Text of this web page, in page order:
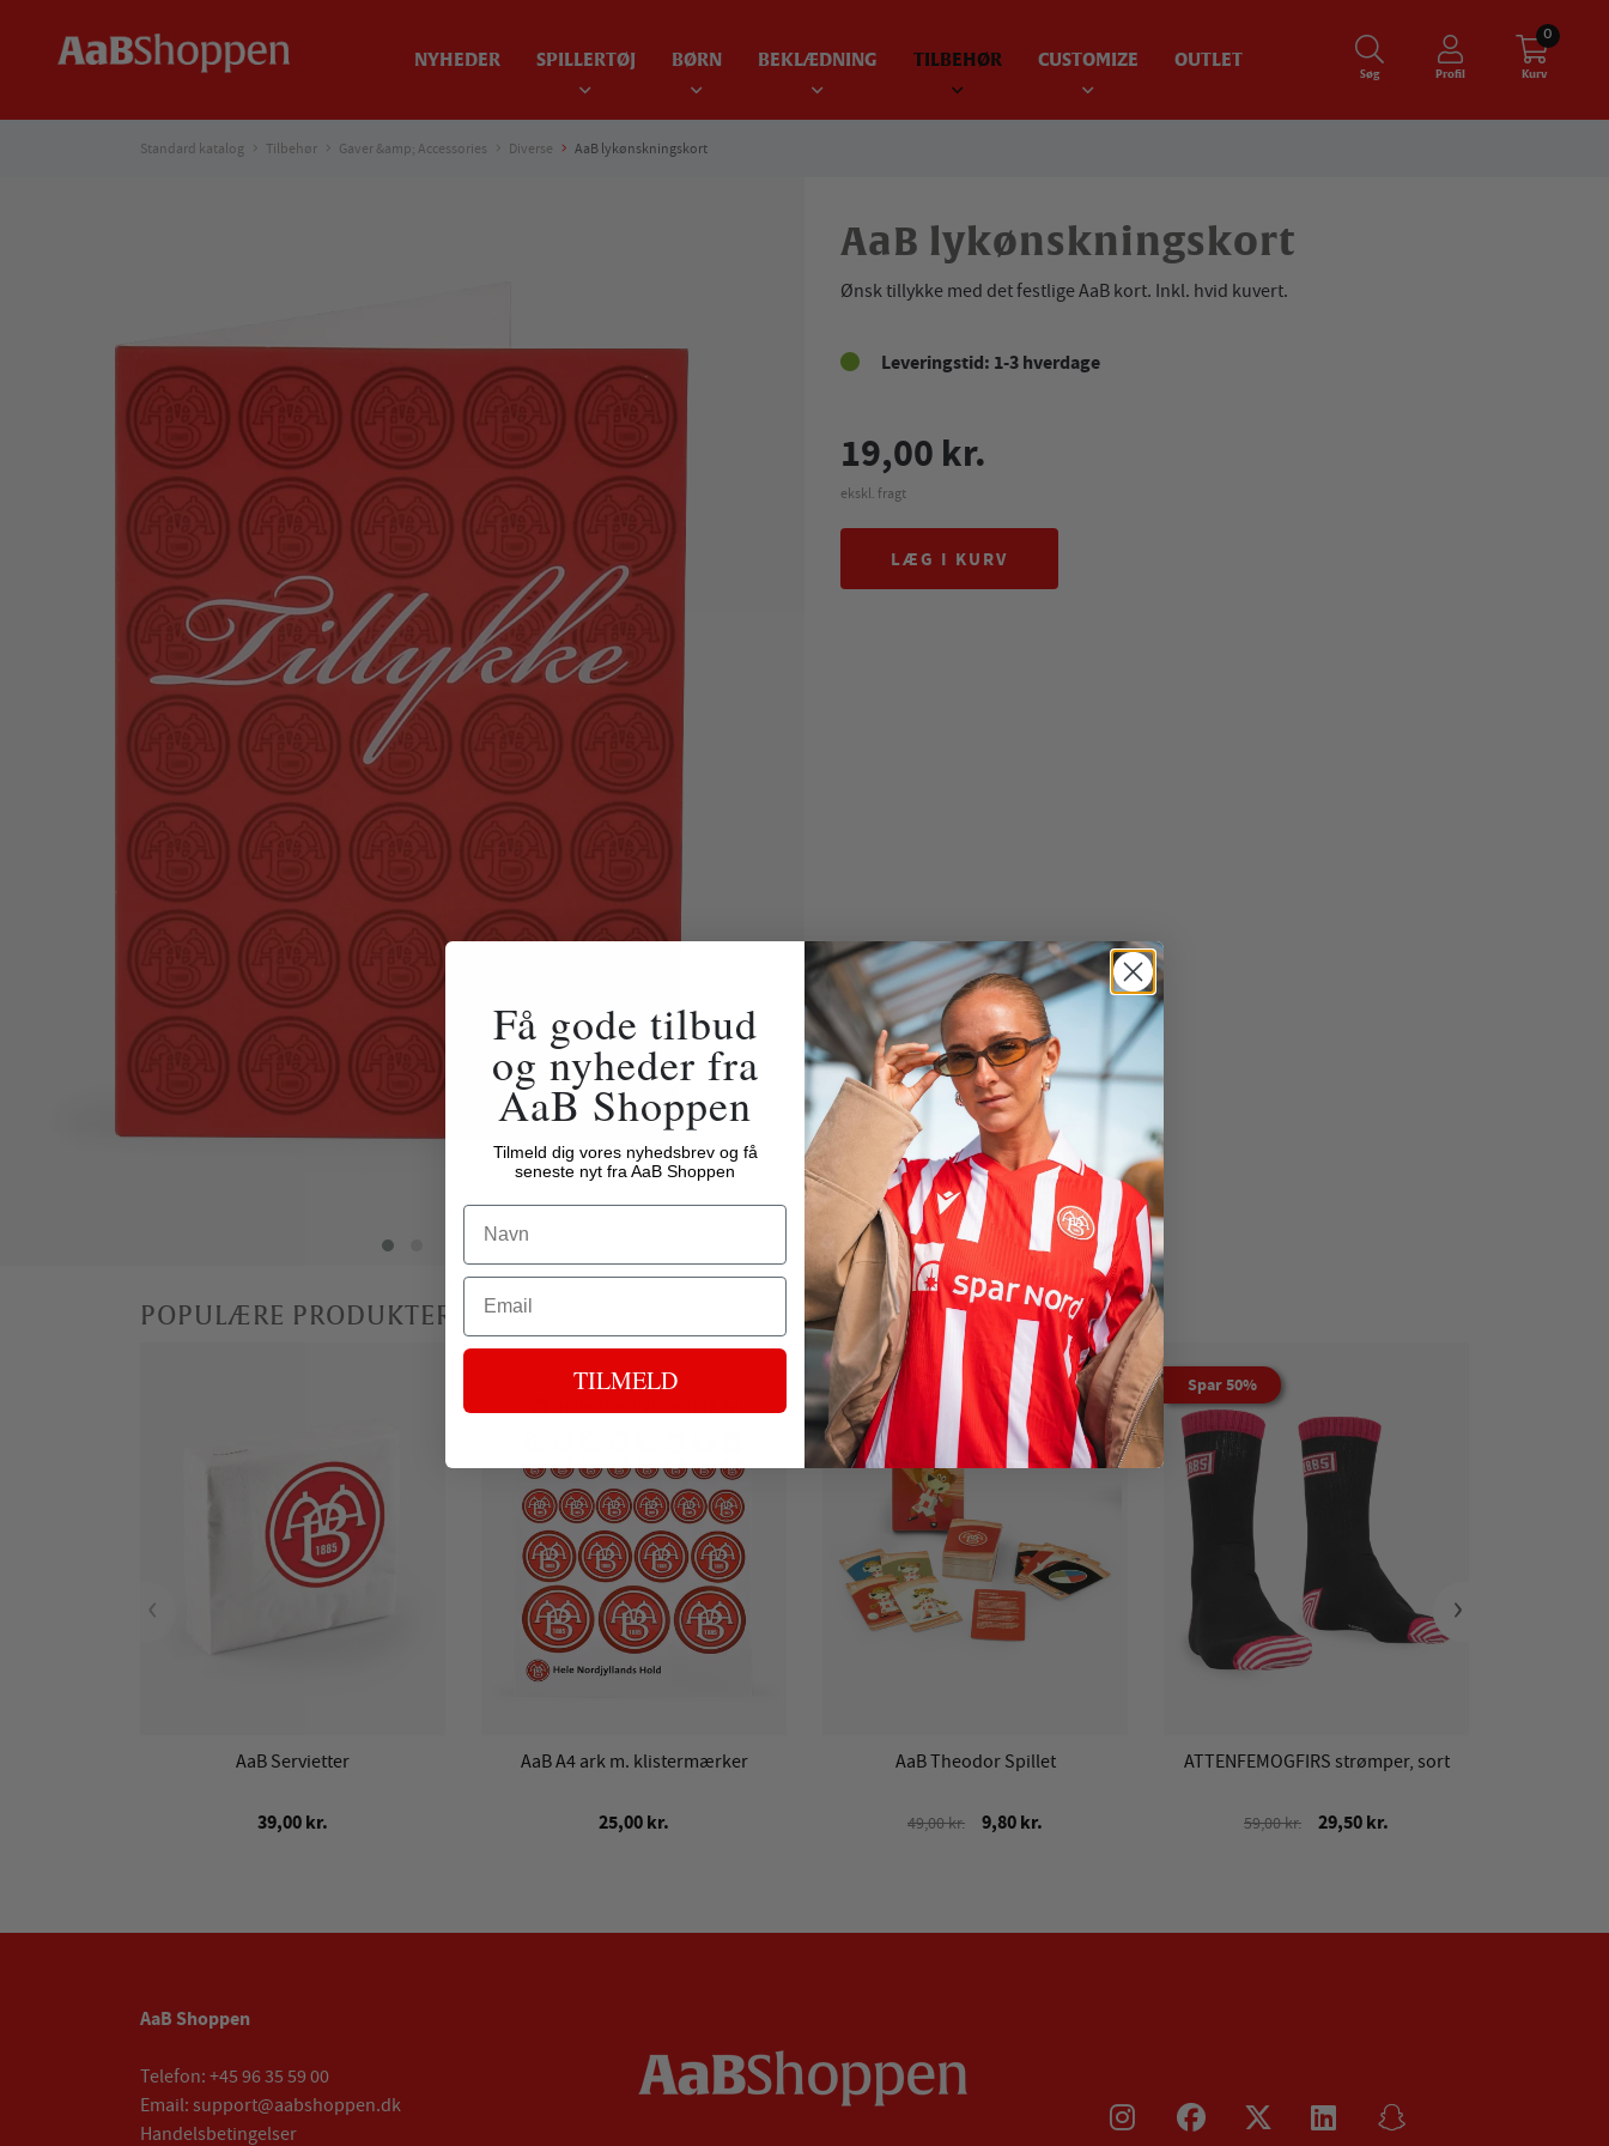
NYHEDER SPILLERTØJ BØRN BEKLÆDNING TILBEHØR CUSTOMIZE OUTLET
Søg Profil Kurv
0
Standard katalog Tilbehør Gaver &amp; Accessories Diverse AaB lykønskningskort
AaB lykønskningskort
Ønsk tillykke med det festlige AaB kort. Inkl. hvid kuvert.
Leveringstid: 1-3 hverdage
19,00 kr.
ekskl. fragt
LÆG I KURV
POPULÆRE PRODUKTER
AaB Servietter
39,00 kr.
AaB A4 ark m. klistermærker
25,00 kr.
Spar 80%
AaB Theodor Spillet
49,00 kr. 9,80 kr.
Spar 50%
ATTENFEMOGFIRS strømper, sort
59,00 kr. 29,50 kr.
‹ ›
AaB Shoppen
Telefon: +45 96 35 59 00
Email: support@aabshoppen.dk
Handelsbetingelser
Få gode tilbud
og nyheder fra
AaB Shoppen
Tilmeld dig vores nyhedsbrev og få
seneste nyt fra AaB Shoppen
Name
Email
TILMELD